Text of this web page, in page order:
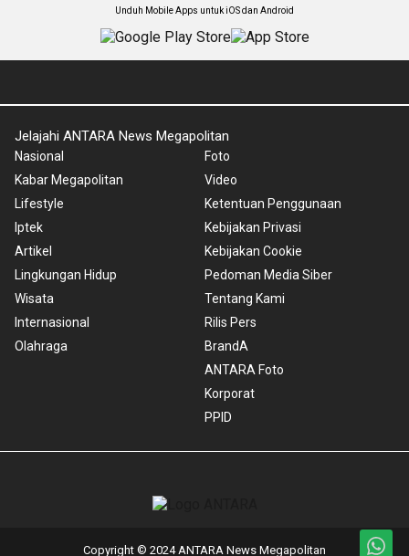
Unduh Mobile Apps untuk iOS dan Android
Jelajahi ANTARA News Megapolitan
Nasional
Kabar Megapolitan
Lifestyle
Iptek
Artikel
Lingkungan Hidup
Wisata
Internasional
Olahraga
Foto
Video
Ketentuan Penggunaan
Kebijakan Privasi
Kebijakan Cookie
Pedoman Media Siber
Tentang Kami
Rilis Pers
BrandA
ANTARA Foto
Korporat
PPID
Copyright © 2024 ANTARA News Megapolitan